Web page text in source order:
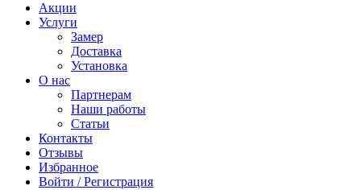
Акции
Услуги
Замер
Доставка
Установка
О нас
Партнерам
Наши работы
Статьи
Контакты
Отзывы
Избранное
Войти / Регистрация